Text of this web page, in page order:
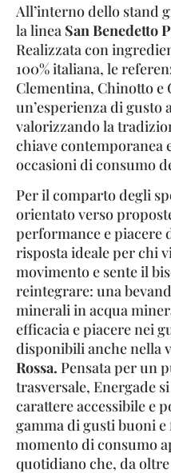
All’interno dello stand
la linea San Benedetto
Realizzata con
100% italiana, le
Clementina, Chinotto e
un’esperienza di gusto
valorizzando la
chiave contemporanea
occasioni di consumo
Per il comparto degli
orientato verso
performance e piacere
risposta ideale per chi
movimento e sente il
reintegrare: una
minerali in acqua
efficacia e piacere nei
disponibili anche nella
Rossa. Pensata per un
trasversale, Energade
carattere accessibile e
gamma di gusti buoni
momento di consumo
quotidiano che, da